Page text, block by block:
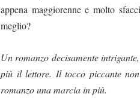
appena maggiorenne e molto
meglio?
Un romanzo decisamente
più il lettore. Il tocco piccante
romanzo una marcia in più.